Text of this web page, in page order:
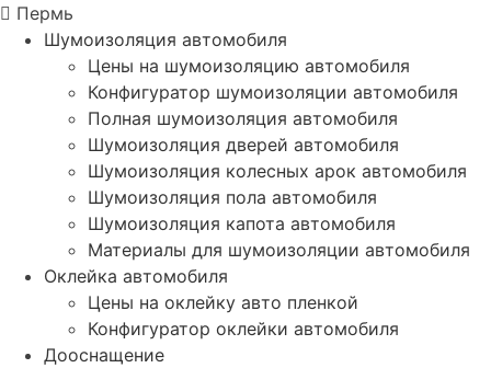
Пермь
Шумоизоляция автомобиля
Цены на шумоизоляцию автомобиля
Конфигуратор шумоизоляции автомобиля
Полная шумоизоляция автомобиля
Шумоизоляция дверей автомобиля
Шумоизоляция колесных арок автомобиля
Шумоизоляция пола автомобиля
Шумоизоляция капота автомобиля
Материалы для шумоизоляции автомобиля
Оклейка автомобиля
Цены на оклейку авто пленкой
Конфигуратор оклейки автомобиля
Дооснащение